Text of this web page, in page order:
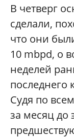
В четверг
сделали,
что они
10 mbpd, о
неделей
последнего
Судя по
за месяц до